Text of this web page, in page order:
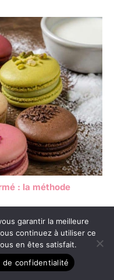
: la méthode
garantir la meilleure
continuez à utiliser ce
en êtes satisfait.
de confidentialité